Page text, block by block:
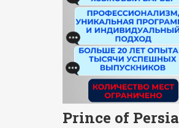
Prince of Persia